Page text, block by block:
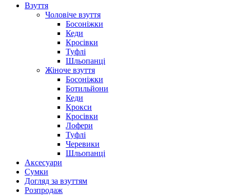
Взуття
Чоловіче взуття
Босоніжки
Кеди
Кросівки
Туфлі
Шльопанці
Жіноче взуття
Босоніжки
Ботильйони
Кеди
Крокси
Кросівки
Лофери
Туфлі
Черевики
Шльопанці
Аксесуари
Сумки
Догляд за взуттям
Розпродаж